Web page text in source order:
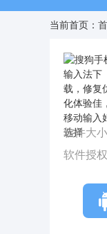
当前首页：
软件大小
软件授权